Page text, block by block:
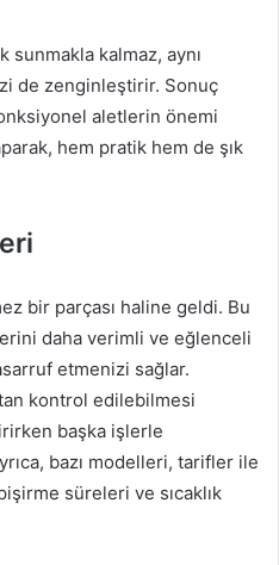
sunmakla kalmaz, aynı
de zenginleştirir. Sonuç
aletlerin önemi
hem pratik hem de şık
bir parçası haline geldi. Bu
daha verimli ve eğlenceli
etmenizi sağlar.
kontrol edilebilmesi
başka işlerle
bazı modelleri, tarifler ile
süreleri ve sıcaklık